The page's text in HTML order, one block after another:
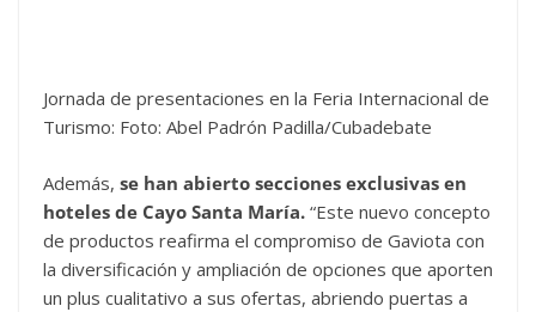
Jornada de presentaciones en la Feria Internacional de
Turismo: Foto: Abel Padrón Padilla/Cubadebate
Además, se han abierto secciones exclusivas en
hoteles de Cayo Santa María. “Este nuevo concepto
de productos reafirma el compromiso de Gaviota con
la diversificación y ampliación de opciones que aporten
un plus cualitativo a sus ofertas, abriendo puertas a